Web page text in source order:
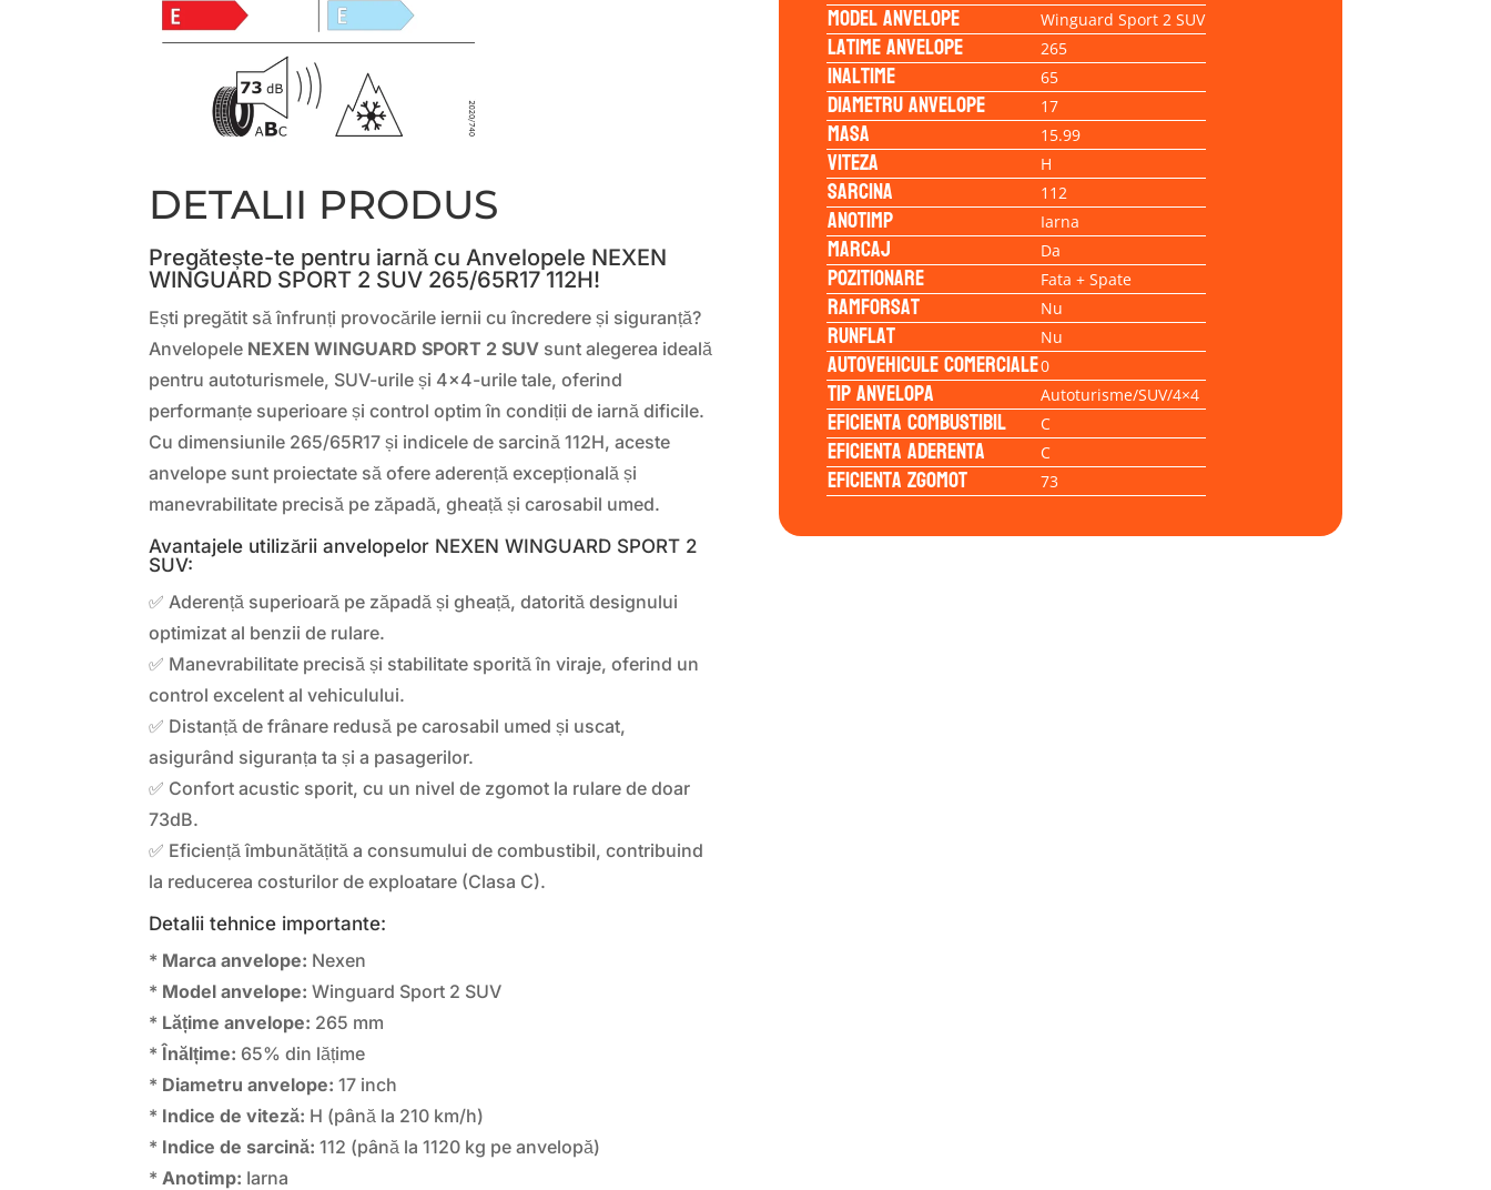
DETALII PRODUS
Pregătește-te pentru iarnă cu Anvelopele NEXEN
WINGUARD SPORT 2 SUV 265/65R17 112H!
Ești pregătit să înfrunți provocările iernii cu încredere și siguranță?
Anvelopele NEXEN WINGUARD SPORT 2 SUV sunt alegerea ideală
pentru autoturismele, SUV-urile și 4×4-urile tale, oferind
performanțe superioare și control optim în condiții de iarnă dificile.
Cu dimensiunile 265/65R17 și indicele de sarcină 112H, aceste
anvelope sunt proiectate să ofere aderență excepțională și
manevrabilitate precisă pe zăpadă, gheață și carosabil umed.
Avantajele utilizării anvelopelor NEXEN WINGUARD SPORT 2
SUV:
✅ Aderență superioară pe zăpadă și gheață, datorită designului
optimizat al benzii de rulare.
✅ Manevrabilitate precisă și stabilitate sporită în viraje, oferind un
control excelent al vehiculului.
✅ Distanță de frânare redusă pe carosabil umed și uscat,
asigurând siguranța ta și a pasagerilor.
✅ Confort acustic sporit, cu un nivel de zgomot la rulare de doar
73dB.
✅ Eficiență îmbunătățită a consumului de combustibil, contribuind
la reducerea costurilor de exploatare (Clasa C).
Detalii tehnice importante:
* Marca anvelope: Nexen
* Model anvelope: Winguard Sport 2 SUV
* Lățime anvelope: 265 mm
*Înălțime: 65% din lățime
* Diametru anvelope: 17 inch
* Indice de viteză: H (până la 210 km/h)
* Indice de sarcină: 112 (până la 1120 kg pe anvelopă)
* Anotimp: Iarna
Model anvelope Winguard Sport 2 SUV
Latime anvelope 265
Inaltime 65
Diametru anvelope 17
Masa 15.99
Viteza H
Sarcina 112
Anotimp Iarna
Marcaj Da
Pozitionare Fata + Spate
Ramforsat Nu
Runflat Nu
Autovehicule comerciale0
Tip anvelopa Autoturisme/SUV/4×4
Eficienta Combustibil C
Eficienta Aderenta C
Eficienta Zgomot 73